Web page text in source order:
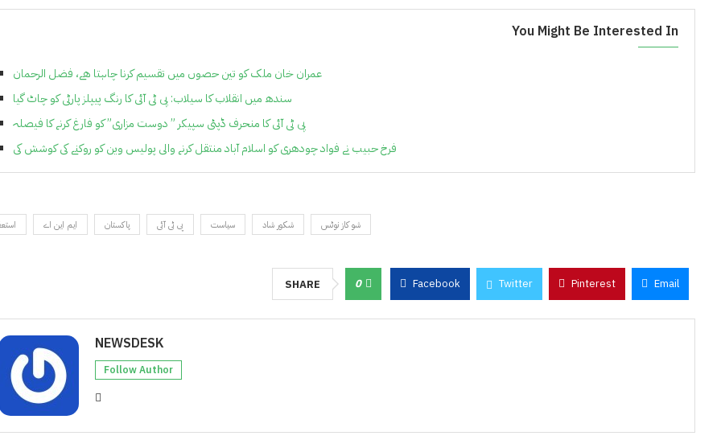
You Might Be Interested In
عمران خان ملک کو تین حصوں میں تقسیم کرنا چاہتا ھے، فضل الرحمان
سندھ میں انقلاب کا سیلاب: پی ٹی آئی کا رنگ پیپلز پارٹی کو چاٹ گیا
پی ٹی آئی کا منحرف ڈپٹی سپیکر ” دوست مزاری” کو فارغ کرنے کا فیصلہ
فرخ حبیب نے فواد چودھری کو اسلام آباد منتقل کرنے والی پولیس وین کو روکنے کی کوشش کی
ایم این اے پاکستان پی ٹی آئی سیاست شکور شاد شو کاز نوٹس
SHARE 0 Facebook Twitter Pinterest Email
NEWSDESK
Follow Author